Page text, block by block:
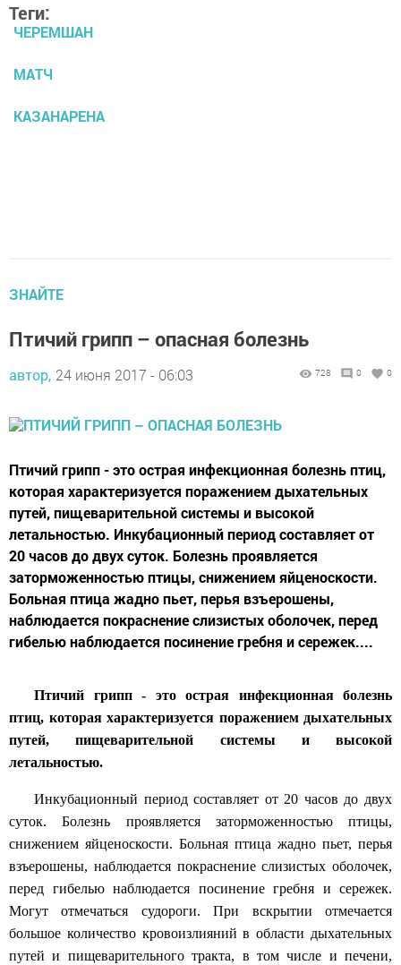
Теги:
ЧЕРЕМШАН
МАТЧ
КАЗАНАРЕНА
ЗНАЙТЕ
Птичий грипп – опасная болезнь
автор, 24 июня 2017 - 06:03 728 0 0
Птичий грипп - это острая инфекционная болезнь птиц,
которая характеризуется поражением дыхательных
путей, пищеварительной системы и высокой
летальностью. Инкубационный период составляет от
20 часов до двух суток. Болезнь проявляется
заторможенностью птицы, снижением яйценоскости.
Больная птица жадно пьет, перья взъерошены,
наблюдается покраснение слизистых оболочек, перед
гибелью наблюдается посинение гребня и сережек....
Птичий грипп - это острая инфекционная болезнь
птиц, которая характеризуется поражением дыхательных
путей, пищеварительной системы и высокой
летальностью.
Инкубационный период составляет от 20 часов до двух
суток. Болезнь проявляется заторможенностью птицы,
снижением яйценоскости. Больная птица жадно пьет, перья
взъерошены, наблюдается покраснение слизистых оболочек,
перед гибелью наблюдается посинение гребня и сережек.
Могут отмечаться судороги. При вскрытии отмечается
большое количество кровоизлияний в области дыхательных
путей и пищеварительного тракта, в том числе и печени,